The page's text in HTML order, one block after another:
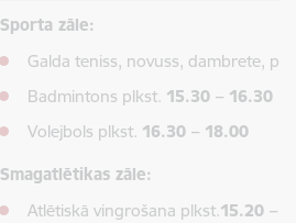
Sporta zāle:
Galda teniss, novuss, dambrete,
Badmintons plkst. 15.30 – 16.30
Volejbols plkst. 16.30 – 18.00
Smagatlētikas zāle:
Atlētiskā vingrošana plkst.15.20 –